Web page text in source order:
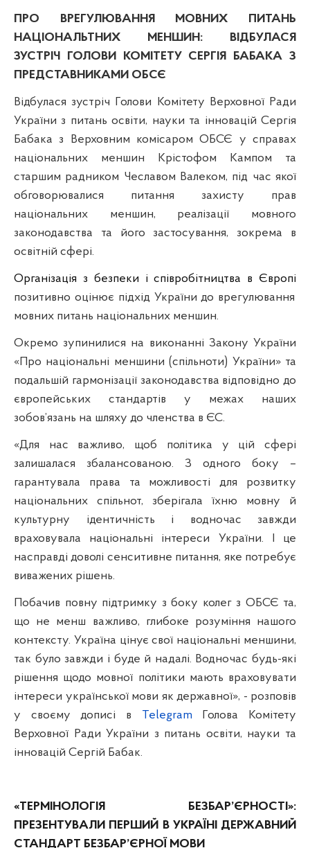
ПРО ВРЕГУЛЮВАННЯ МОВНИХ ПИТАНЬ
НАЦІОНАЛЬТНИХ МЕНШИН: ВІДБУЛАСЯ
ЗУСТРІЧ ГОЛОВИ КОМІТЕТУ СЕРГІЯ БАБАКА З
ПРЕДСТАВНИКАМИ ОБСЄ
Відбулася зустріч Голови Комітету Верховної Ради
України з питань освіти, науки та інновацій Сергія
Бабаказ Верховним комісаром ОБСЄ у справах
національних меншин Крістофом Кампом та
старшим радником Чеславом Валеком, під час якої
обговорювалися питання захисту прав
національних меншин, реалізації мовного
законодавства та його застосування, зокрема в
освітній сфері.
Організація з безпеки і співробітництва в Європі
позитивно оцінює підхід України до врегулювання
мовних питань національних меншин.
Окремо зупинилися на виконанні Закону України
«Про національні меншини (спільноти) України» та
подальшій гармонізації законодавства відповідно до
європейських стандартів у межах наших
зобов’язань на шляху до членства в ЄС.
«Для нас важливо, щоб політика у цій сфері
залишалася збалансованою. З одного боку –
гарантувала права та можливості для розвитку
національних спільнот, зберігала їхню мовну й
культурну ідентичність і водночас завжди
враховувала національні інтереси України. І це
насправді доволі сенситивне питання, яке потребує
виважених рішень.
Побачив повну підтримку з боку колег з ОБСЄ та,
що не менш важливо, глибоке розуміння нашого
контексту. Україна цінує свої національні меншини,
так було завжди і буде й надалі. Водночас будь-які
рішення щодо мовної політики мають враховувати
інтереси української мови як державної», - розповів
у своємудописі в Telegram
Голова Комітету
Верховної Ради України з питань освіти, науки та
інновацій Сергій Бабак.
«ТЕРМІНОЛОГІЯ БЕЗБАР’ЄРНОСТІ»:
ПРЕЗЕНТУВАЛИ ПЕРШИЙ В УКРАЇНІ ДЕРЖАВНИЙ
СТАНДАРТ БЕЗБАР’ЄРНОЇ МОВИ